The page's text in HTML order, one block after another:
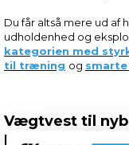
Du får altså mere ud af
udholdenhed og
kategorien med
til træning og
Vægtvest til
belastning